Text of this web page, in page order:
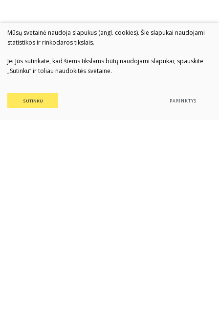
Mūsų svetainė naudoja slapukus (angl. cookies). Šie slapukai naudojami
statistikos ir rinkodaros tikslais.
Jei Jūs sutinkate, kad šiems tikslams būtų naudojami slapukai, spauskite
„Sutinku“ ir toliau naudokitės svetaine.
SUTINKU PARINKTYS